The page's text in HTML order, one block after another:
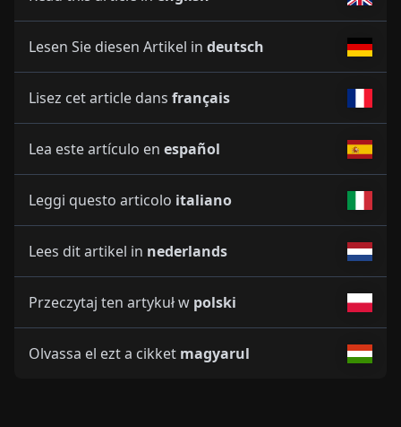
Lesen Sie diesen Artikel in deutsch
Lisez cet article dans français
Lea este artículo en español
Leggi questo articolo italiano
Lees dit artikel in nederlands
Przeczytaj ten artykuł w polski
Olvassa el ezt a cikket magyarul